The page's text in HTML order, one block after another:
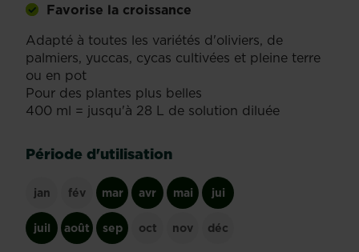
Favorise la croissance
Adapté à toutes les variétés d'oliviers, de
palmiers, yuccas, cycas cultivées et pleine terre
ou en pot
Pour des plantes plus belles
400 ml = jusqu'à 28 L de solution diluée
Période d'utilisation
jan fév mar avr mai jui
juil août sep oct nov déc